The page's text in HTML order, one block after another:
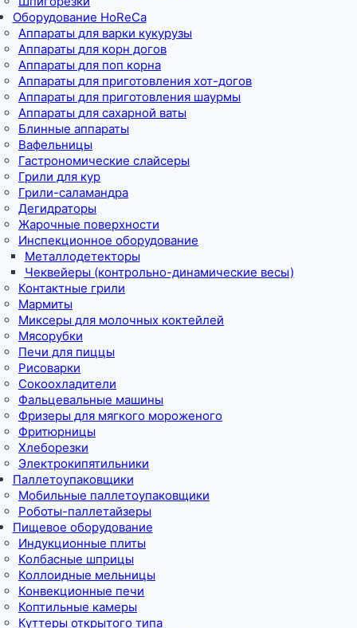
Оборудование HoReCa
Аппараты для варки кукурузы
Аппараты для корн догов
Аппараты для поп корна
Аппараты для приготовления хот-догов
Аппараты для приготовления шаурмы
Аппараты для сахарной ваты
Блинные аппараты
Вафельницы
Гастрономические слайсеры
Грили для кур
Грили-саламандра
Дегидраторы
Жарочные поверхности
Инспекционное оборудование
Металлодетекторы
Чеквейеры (контрольно-динамические весы)
Контактные грили
Мармиты
Миксеры для молочных коктейлей
Мясорубки
Печи для пиццы
Рисоварки
Сокоохладители
Фальцевальные машины
Фризеры для мягкого мороженого
Фритюрницы
Хлеборезки
Электрокипятильники
Паллетоупаковщики
Мобильные паллетоупаковщики
Роботы-паллетайзеры
Пищевое оборудование
Индукционные плиты
Колбасные шприцы
Коллоидные мельницы
Конвекционные печи
Коптильные камеры
Куттеры открытого типа